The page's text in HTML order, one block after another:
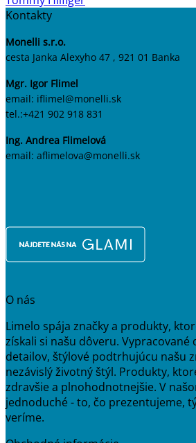
Kontakty
Monelli s.r.o.
cesta Janka Alexyho 47 , 921 01 Banka
Mgr. Igor Flimel
email: iflimel@monelli.sk
tel.:+421 902 918 831
Ing. Andrea Flimelová
email: aflimelova@monelli.sk
O nás
Limelo spája značky a produkty,
získali si našu dôveru. Vypracované
detailov, štýlové podtrhujúcu našu
nezávislý životný štýl. Produkty,
zdravšie a plnohodnotnejšie. V
jednoduché - to, čo prezentujeme,
veríme.